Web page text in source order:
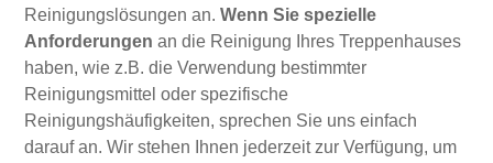
Reinigungslösungen an.Wenn Sie spezielle
Anforderungen an die Reinigung Ihres Treppenhauses
haben, wie z.B. die Verwendung bestimmter
Reinigungsmittel oder spezifische
Reinigungshäufigkeiten, sprechen Sie uns einfach
darauf an. Wir stehen Ihnen jederzeit zur Verfügung, um